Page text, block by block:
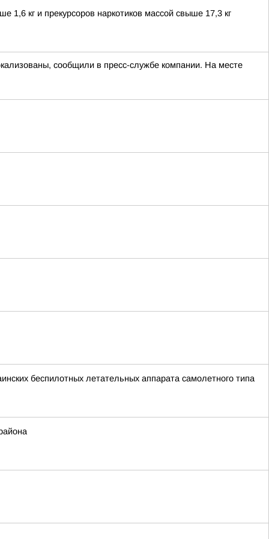
1,6 кг и прекурсоров наркотиков массой свыше 17,3 кг
сообщили в пресс-службе компании. На месте
беспилотных летательных аппарата самолетного типа